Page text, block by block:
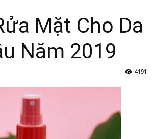
Mặt Cho Da
Năm 2019
4191